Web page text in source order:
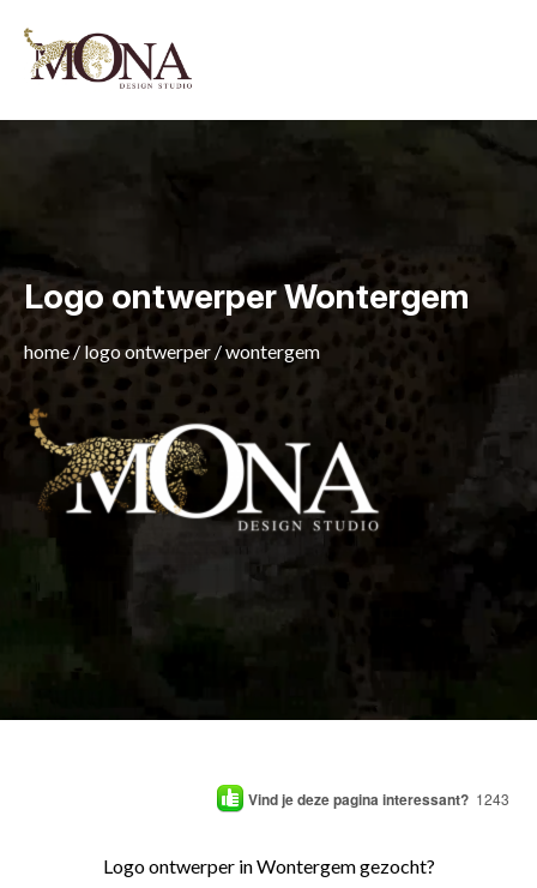
Logo ontwerper Wontergem
home /logo ontwerper /wontergem
Vind je deze pagina interessant? 1243
Logo ontwerper in Wontergem gezocht?